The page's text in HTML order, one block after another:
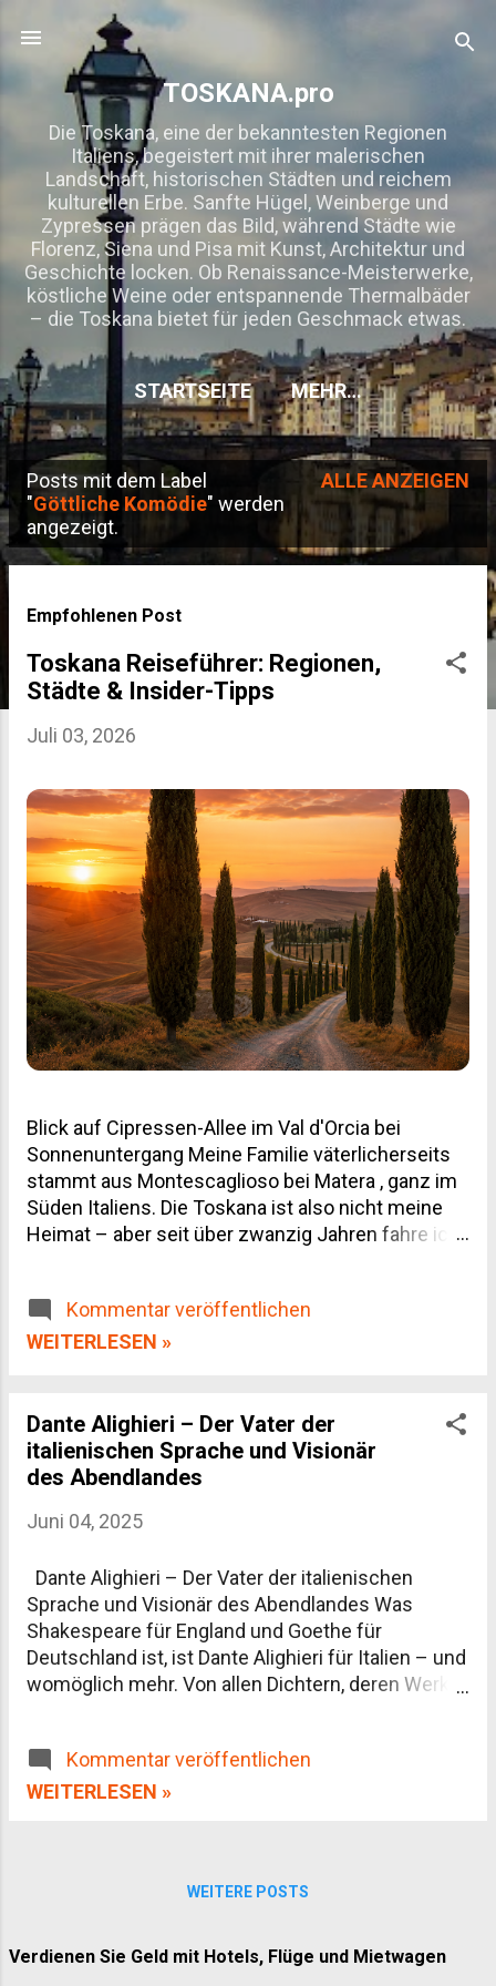
Direkt zum Hauptbereich
TOSKANA.pro
Die Toskana, eine der bekanntesten Regionen
Italiens, begeistert mit ihrer malerischen
Landschaft, historischen Städten und reichem
kulturellen Erbe. Sanfte Hügel, Weinberge und
Zypressen prägen das Bild, während Städte wie
Florenz, Siena und Pisa mit Kunst, Architektur und
Geschichte locken. Ob Renaissance-Meisterwerke,
köstliche Weine oder entspannende Thermalbäder
– die Toskana bietet für jeden Geschmack etwas.
STARTSEITE MEHR…
P
o
s
Posts mit dem Label
"Göttliche Komödie" werden
angezeigt.
ALLE ANZEIGEN
Empfohlenen Post
Toskana Reiseführer: Regionen,
Städte & Insider-Tipps
Juli 03, 2026
Blick auf Cipressen-Allee im Val d'Orcia bei
Sonnenuntergang Meine Familie väterlicherseits
stammt aus Montescaglioso bei Matera , ganz im
Süden Italiens. Die Toskana ist also nicht meine
Heimat – aber seit über zwanzig Jahren fahre ich
dieser Landschaft einfach nicht genug bekommt.
Dieser Toskana Reiseführer ist deshalb kein
wann du besser wegbleibst, und wo du dein Geld
für Wein und Olivenöl wirklich gut anlegst.
Inhaltsverzeichnis Die Regionen der Toskana im
Olivenöl und Trüffel Beste Reisezeit Anreise und
statt Hotelkette Aktivitäten abseits der
Postkartenmotive Häufige Fragen zur Toskana
Kommentar veröffentlichen
WEITERLESEN »
Dante Alighieri – Der Vater der
italienischen Sprache und Visionär
des Abendlandes
Juni 04, 2025
Dante Alighieri – Der Vater der italienischen
Sprache und Visionär des Abendlandes Was
Shakespeare für England und Goethe für
Deutschland ist, ist Dante Alighieri für Italien – und
womöglich mehr. Von allen Dichtern, deren Werke
nahezu mythischer Größe. Er gilt nicht nur als
Begründer der modernen italienischen
politischer Wirren und kirchlicher Machtkämpfe
Literatur, Philosophie, Theologie und Politik auf
Kommentar veröffentlichen
WEITERLESEN »
WEITERE POSTS
Verdienen Sie Geld mit Hotels, Flüge und Mietwagen